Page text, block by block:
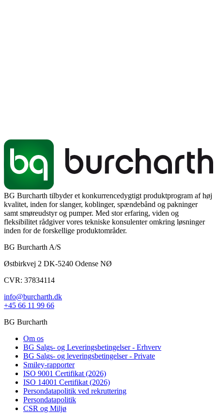
BG Burcharth tilbyder et konkurrencedygtigt produktprogram af høj
kvalitet, inden for slanger, koblinger, spændebånd og pakninger
samt smøreudstyr og pumper. Med stor erfaring, viden og
fleksibilitet rådgiver vores tekniske konsulenter omkring løsninger
inden for de forskellige produktområder.
BG Burcharth A/S
Østbirkvej 2 DK-5240 Odense NØ
CVR: 37834114
info@burcharth.dk
+45 66 11 99 66
BG Burcharth
Om os
BG Salgs- og Leveringsbetingelser - Erhverv
BG Salgs- og leveringsbetingelser - Private
Smiley-rapporter
ISO 9001 Certifikat (2026)
ISO 14001 Certifikat (2026)
Persondatapolitik ved rekruttering
Persondatapolitik
CSR og Miljø